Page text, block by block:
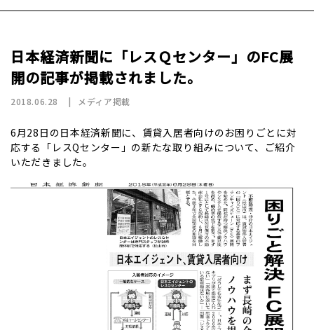
日本経済新聞に「レスＱセンター」のFC展
開の記事が掲載されました。
2018.06.28 メディア掲載
6月28日の日本経済新聞に、賃貸入居者向けのお困りごとに対
応する「レスQセンター」の新たな取り組みについて、ご紹介
いただきました。